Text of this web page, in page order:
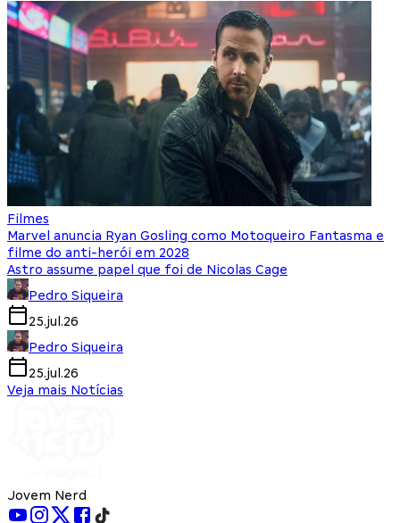
Filmes
Marvel anuncia Ryan Gosling como Motoqueiro Fantasma e
filme do anti-herói em 2028
Astro assume papel que foi de Nicolas Cage
Pedro Siqueira
25.jul.26
Pedro Siqueira
25.jul.26
Veja mais Notícias
Jovem Nerd